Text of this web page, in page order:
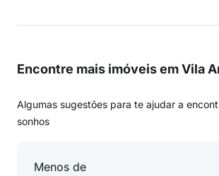
Encontre mais imóveis em Vila
Algumas sugestões para te ajudar a
sonhos
Menos de